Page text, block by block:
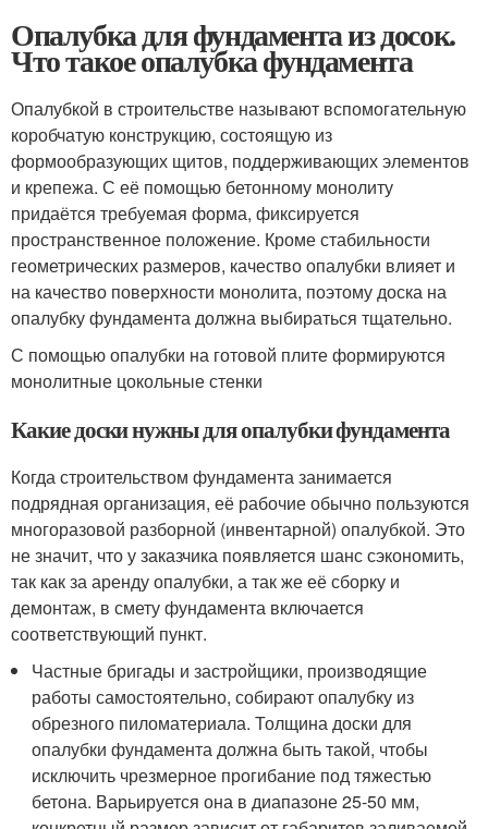
Опалубка для фундамента из досок.
Что такое опалубка фундамента
Опалубкой в строительстве называют вспомогательную
коробчатую конструкцию, состоящую из
формообразующих щитов, поддерживающих элементов
и крепежа. С её помощью бетонному монолиту
придаётся требуемая форма, фиксируется
пространственное положение. Кроме стабильности
геометрических размеров, качество опалубки влияет и
на качество поверхности монолита, поэтому доска на
опалубку фундамента должна выбираться тщательно.
С помощью опалубки на готовой плите формируются
монолитные цокольные стенки
Какие доски нужны для опалубки фундамента
Когда строительством фундамента занимается
подрядная организация, её рабочие обычно пользуются
многоразовой разборной (инвентарной) опалубкой. Это
не значит, что у заказчика появляется шанс сэкономить,
так как за аренду опалубки, а так же её сборку и
демонтаж, в смету фундамента включается
соответствующий пункт.
Частные бригады и застройщики, производящие
работы самостоятельно, собирают опалубку из
обрезного пиломатериала. Толщина доски для
опалубки фундамента должна быть такой, чтобы
исключить чрезмерное прогибание под тяжестью
бетона. Варьируется она в диапазоне 25-50 мм,